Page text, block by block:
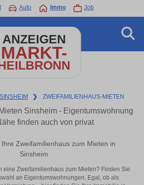
Auto Immo Job
ANZEIGEN
MARKT-
SINSHEIM ❯ ZWEIFAMILIENHAUS-MIETEN
Sinsheim - Eigentumswohnung
finden auch von privat
Zweifamilienhaus zum Mieten in
Sinsheim
eine Zweifamilienhaus zum Mieten? Finden Sie
an Eigentumswohnungen. Egal, ob als